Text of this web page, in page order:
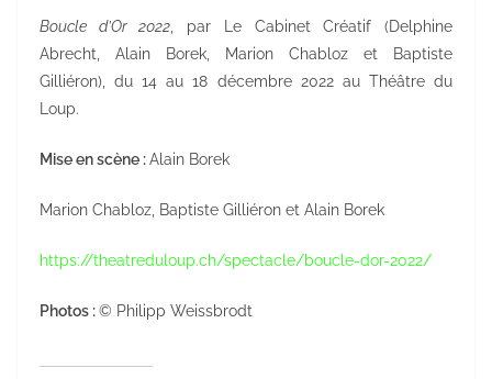
Boucle d’Or 2022 , par Le Cabinet Créatif (Delphine
Abrecht, Alain Borek, Marion Chabloz et Baptiste
Gilliéron), du 14 au 18 décembre 2022 au Théâtre du
Loup.
Mise en scène :Alain Borek
Marion Chabloz, Baptiste Gilliéron et Alain Borek
https://theatreduloup.ch/spectacle/boucle-dor-2022/
Photos :© Philipp Weissbrodt